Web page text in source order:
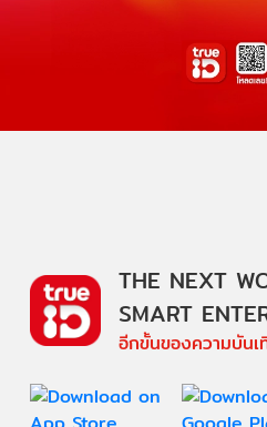
THE NEXT
SMART
อีกขั้นของความบัน